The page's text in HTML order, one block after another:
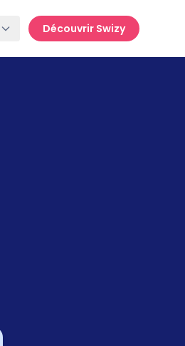
Découvrir Swizy